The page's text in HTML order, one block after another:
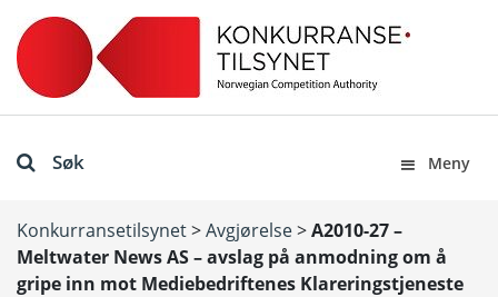
Søk Meny
Konkurransetilsynet>Avgjørelse>A2010-27 –
Meltwater News AS – avslag på anmodning om å
gripe inn mot Mediebedriftenes Klareringstjeneste